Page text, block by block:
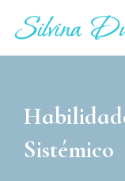
Saltar
al
Sistémico